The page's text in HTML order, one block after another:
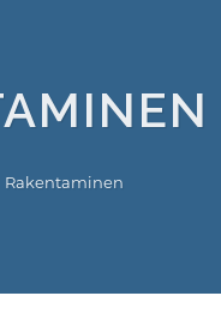
Rakentaminen